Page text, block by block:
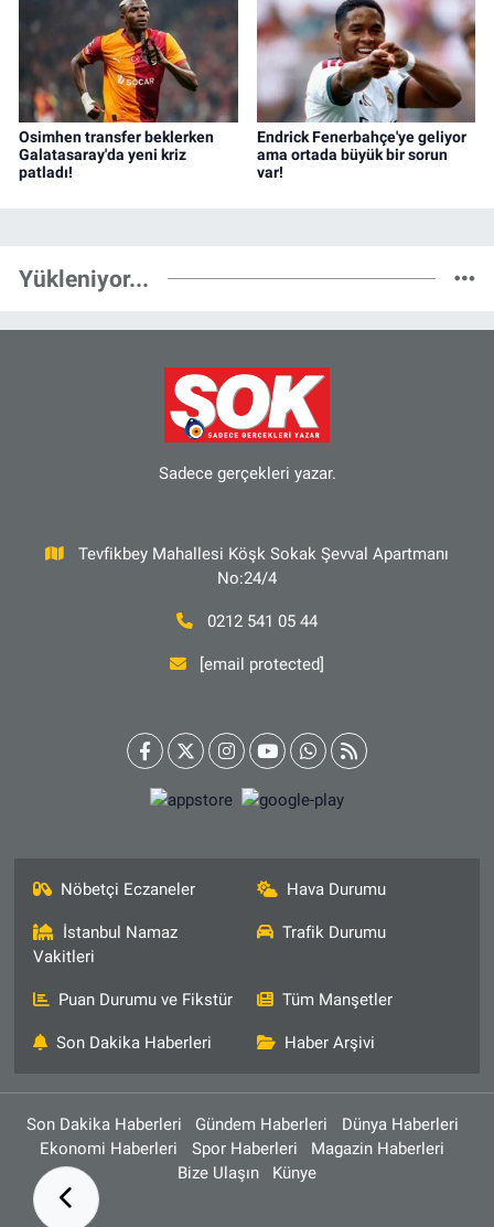
Osimhen transfer beklerken
Galatasaray'da yeni kriz
patladı!
Endrick Fenerbahçe'ye geliyor
ama ortada büyük bir sorun
var!
Yükleniyor...
Sadece gerçekleri yazar.
Tevfikbey Mahallesi Köşk Sokak Şevval Apartmanı
No:24/4
0212 541 05 44
[email protected]
Nöbetçi Eczaneler Hava Durumu
İstanbul Namaz
Vakitleri
Trafik Durumu
Puan Durumu ve Fikstür Tüm Manşetler
Son Dakika Haberleri Haber Arşivi
Son Dakika Haberleri Gündem Haberleri
Dünya Haberleri
Ekonomi Haberleri
Spor Haberleri
Magazin Haberleri
Bize Ulaşın
Künye